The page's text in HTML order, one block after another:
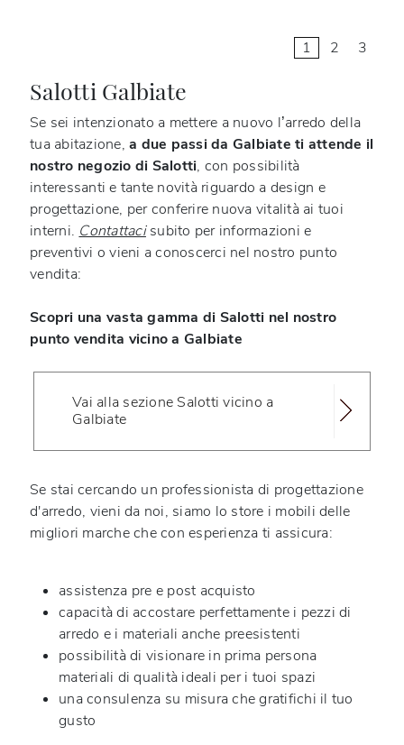
1 2 3
Salotti Galbiate
Se sei intenzionato a mettere a nuovo l’arredo della
tua abitazione,a due passi da Galbiate ti attende il
nostro negozio di Salotti, con possibilità
interessanti e tante novità riguardo a design e
progettazione, per conferire nuova vitalità ai tuoi
interni. Contattacisubito per informazioni e
preventivi o vieni a conoscerci nel nostro punto
vendita:
Scopri una vasta gamma di Salotti nel nostro
punto vendita vicino a Galbiate
Vai alla sezione Salotti vicino a
Galbiate
Se stai cercando un professionista di progettazione
d'arredo, vieni da noi, siamo lo store i mobili delle
migliori marche che con esperienza ti assicura:
assistenza pre e post acquisto
capacità di accostare perfettamente i pezzi di
arredo e i materiali anche preesistenti
possibilità di visionare in prima persona
materiali di qualità ideali per i tuoi spazi
una consulenza su misura che gratifichi il tuo
gusto